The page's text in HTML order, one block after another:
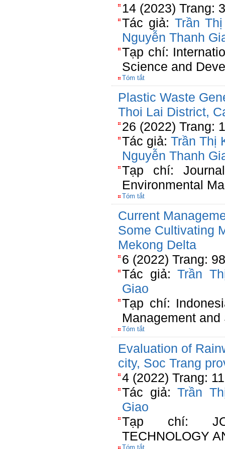
14 (2023) Trang:
Tác giả: Trần
Nguyễn Thanh
Tạp chí:
Science and
Tóm tắt
Plastic Waste
Thoi Lai District,
26 (2022) Trang:
Tác giả:Trần Thị
Nguyễn Thanh
Tạp chí:
Environmental
Tóm tắt
Current
Some Cultivating
Mekong Delta
6 (2022) Trang:
Tác giả:Trần
Giao
Tạp chí:
Management
Tóm tắt
Evaluation of
city, Soc Trang
4 (2022) Trang:
Tác giả:Trần
Giao
Tạp chí:
TECHNOLOGY
Tóm tắt